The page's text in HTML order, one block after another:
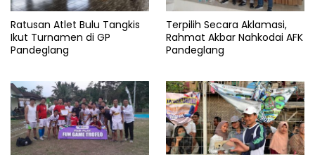
Tangerang
Ratusan Atlet Bulu Tangkis
Ikut Turnamen di GP
Pandeglang
Terpilih Secara Aklamasi,
Rahmat Akbar Nahkodai AFK
Pandeglang